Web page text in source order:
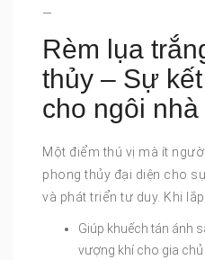
—
Rèm lụa
thủy – Sự
cho ngôi
Một điểm thú vị mà ít
phong thủy đại diện cho
và phát triển tư duy. Khi
Giúp khuếch tán ánh
vượng khí cho gia chủ